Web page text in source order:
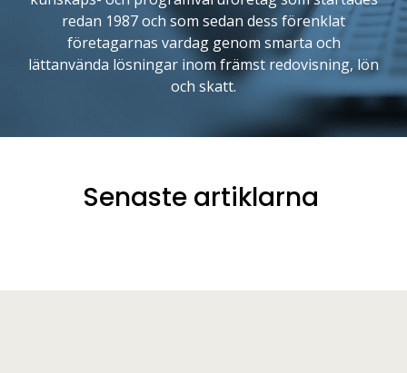
redan 1987 och som sedan dess förenklat
företagarnas vardag genom smarta och
lättanvända lösningar inom främst redovisning, lön
och skatt.
Senaste artiklarna